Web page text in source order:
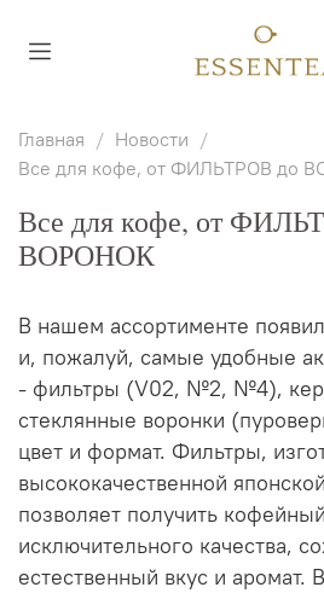
Главная
Новости
Все для кофе, от ФИЛЬТРОВ до
Все для кофе, от
ВОРОНОК
В нашем ассортименте
и, пожалуй, самые удобные
- фильтры (V02, №2, №4),
стеклянные воронки
цвет и формат. Фильтры,
высококачественной
позволяет получить
исключительного качества,
естественный вкус и аромат.